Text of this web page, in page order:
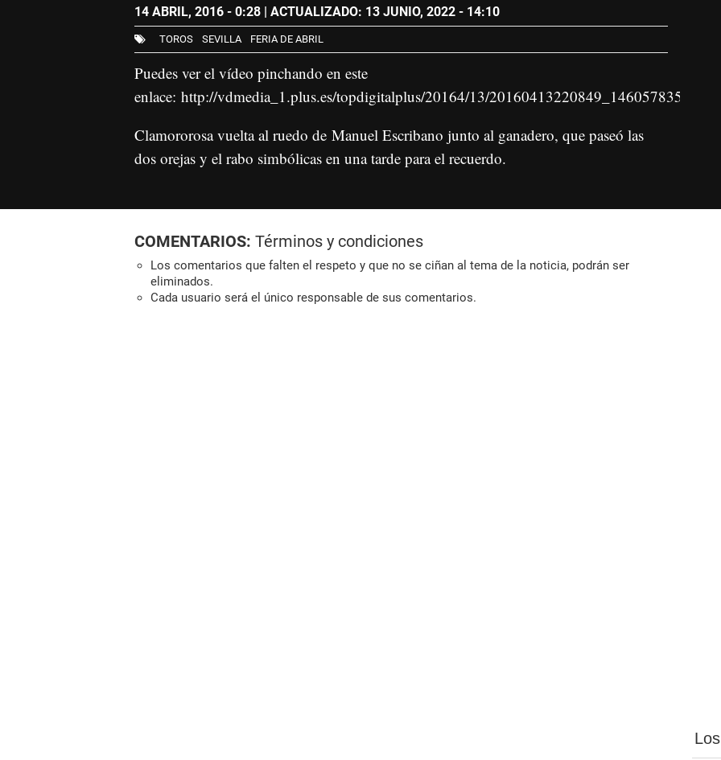
14 ABRIL, 2016 - 0:28| ACTUALIZADO: 13 JUNIO, 2022 - 14:10
TOROS SEVILLA FERIA DE ABRIL
Puedes ver el vídeo pinchando en este
enlace: http://vdmedia_1.plus.es/topdigitalplus/20164/13/
Clamororosa vuelta al ruedo de Manuel Escribano junto al ganadero, que paseó las
dos orejas y el rabo simbólicas en una tarde para el recuerdo.
COMENTARIOS: Términos y condiciones
Los comentarios que falten el respeto y que no se ciñan al tema de la noticia, podrán ser
eliminados.
Cada usuario será el único responsable de sus comentarios.